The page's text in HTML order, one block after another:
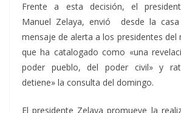
Frente a esta decisión, el
Manuel Zelaya, envió desde la
mensaje de alerta a los presidentes
que ha catalogado como «una
poder pueblo, del poder civil» y
detiene» la consulta del domingo.
El presidente Zelaya promueve la